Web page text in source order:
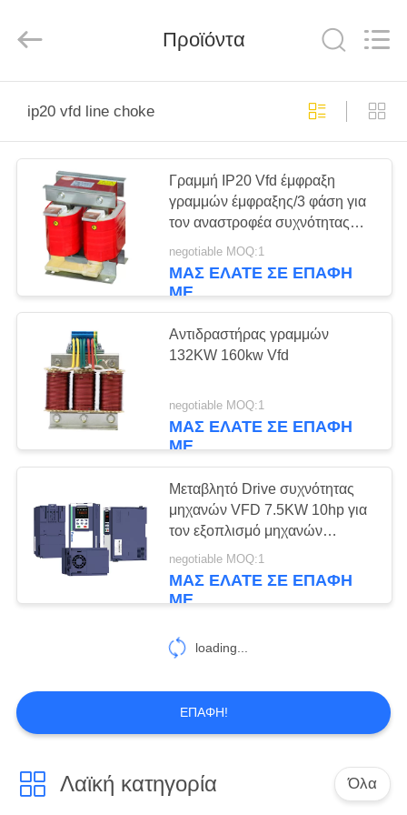
ΣΕΛΊΔΑ
ΠΡΟΪΌΝΤΑ
ΒΊΝΤΕΟ
ΣΧΕΤΙΚΆ
ΕΜΆΣ
ΕΡΓΟΣΤΆΣΙΟ
ΠΕΡΙΉΓΗΣΗ
ΠΟΙΟΤΙΚΌΣ
ΈΛΕΓΧΟΣ
ΕΠΙΚΟΙΝΩΝΉΣΤΕ
ΖΗΤΉΣΤΕ
ΈΝΑ
ΑΠΌΣΠΑΣΜΑ
Co.,
Reserved.
Προϊόντα
ip20 vfd line choke
Γραμμή IP20 Vfd έμφραξη
γραμμών έμφραξης/3 φάση για
τον αναστροφέα συχνότητας
εναλλασσόμενου ρεύματος
negotiable MOQ:1
ΜΑΣ ΕΛΆΤΕ ΣΕ ΕΠΑΦΉ
ΜΕ
Αντιδραστήρας γραμμών
132KW 160kw Vfd
negotiable MOQ:1
ΜΑΣ ΕΛΆΤΕ ΣΕ ΕΠΑΦΉ
ΜΕ
Μεταβλητό Drive συχνότητας
μηχανών VFD 7.5KW 10hp για
τον εξοπλισμό μηχανών
εναλλασσόμενου ρεύματος
negotiable MOQ:1
ΜΑΣ ΕΛΆΤΕ ΣΕ ΕΠΑΦΉ
ΜΕ
loading...
ΕΠΑΦΉ!
Λαϊκή κατηγορία Όλα